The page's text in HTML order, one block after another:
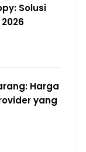
Solusi
Harga
yang